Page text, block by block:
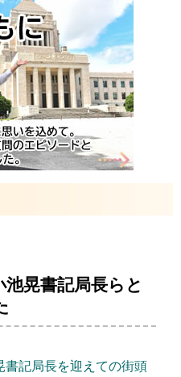
晃書記局長らと
書記局長を迎えての街頭